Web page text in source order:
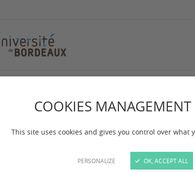
COOKIES MANAGEMENT
This site uses cookies and gives you control over what
PERSONALIZE OK, ACCEPT ALL
UE Pro/